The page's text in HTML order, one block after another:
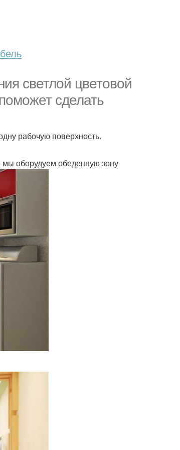
светлой цветовой
сделать
рабочую поверхность.
мы оборудуем обеденную зону